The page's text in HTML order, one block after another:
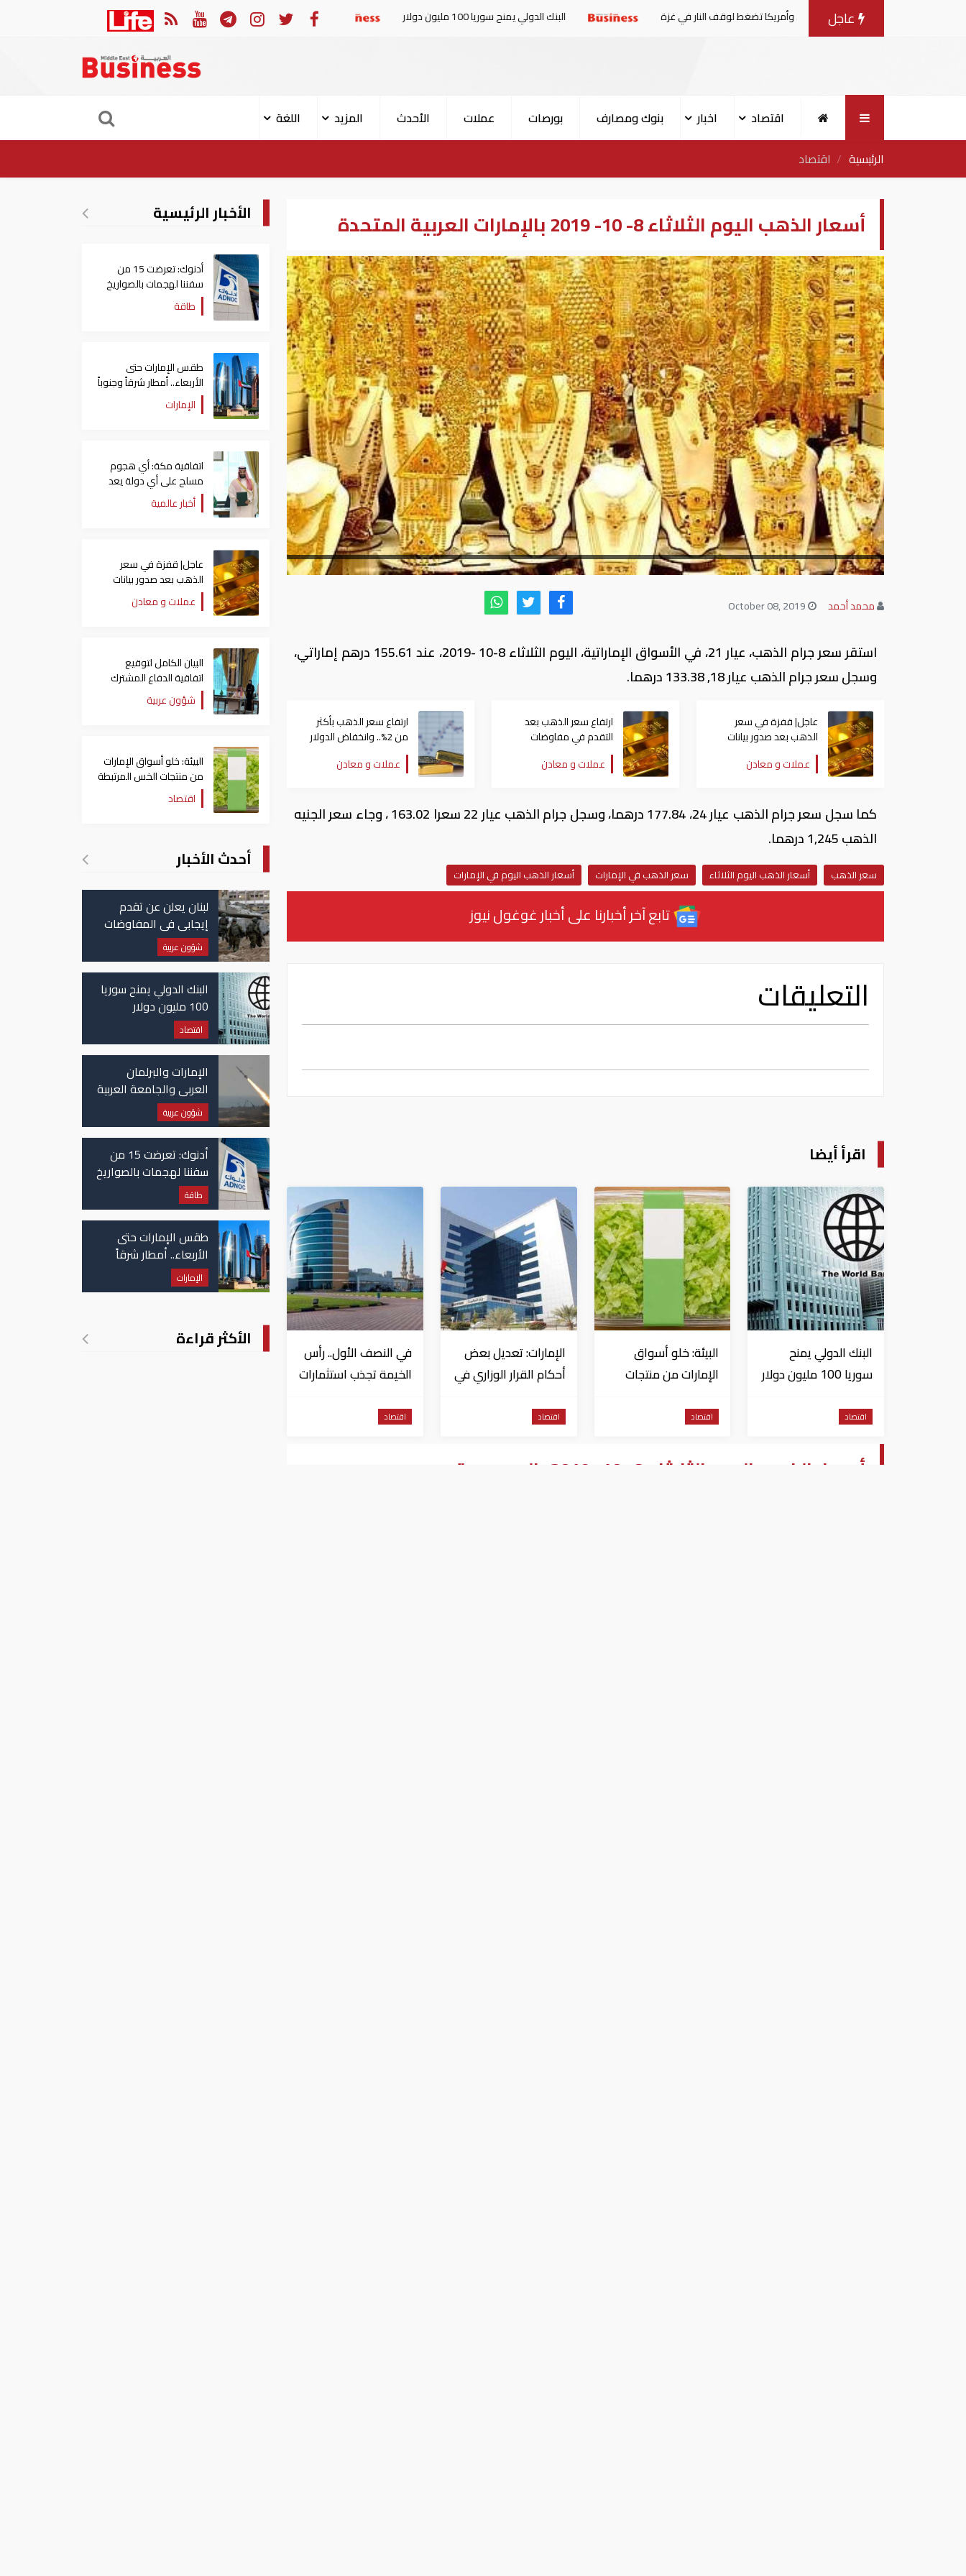
عاجل
مع إسرائيل.. وأمريكا تضغط لوقف النار في غزة البنك الدولي يمنح سوريا 100 مليون دولار الإمارات والبرلمان العربي والجامعة العربية يدينون الهجوم الحوثي على نجران بالسعودية
اقتصاد اخبار بنوك ومصارف بورصات عملات الأحدث المزيد
اللغة
الرئيسية
اقتصاد
أسعار الذهب اليوم الثلاثاء 8- 10- 2019 بالإمارات العربية المتحدة
محمد أحمد
استقر سعر جرام الذهب، عيار 21، في الأسواق الإماراتية، اليوم الثلاثاء 8-10 -2019، عند 155.61 درهم إماراتي،
وسجل سعر جرام الذهب عيار 18, 133.38 درهما.
عاجل| قفزة في سعر
الذهب بعد صدور بيانات
الوظائف الأمريكية
عملات و معادن
ارتفاع سعر الذهب بعد
التقدم في مفاوضات
السلام الأمريكية الإيرانية
عملات و معادن
ارتفاع سعر الذهب بأكثر
من 2%.. وانخفاض الدولار
عملات و معادن
كما سجل سعر جرام الذهب عيار 24، 177.84 درهما، وسجل جرام الذهب عيار 22 سعرا 163.02 ، وجاء سعر الجنيه
الذهب 1,245 درهما.
سعر الذهب أسعار الذهب اليوم الثلاثاء سعر الذهب في الإمارات أسعار الذهب اليوم في الإمارات
تابع آخر أخبارنا على أخبار غوغول نيوز
التعليقات
اقرأ أيضا
البنك الدولي يمنح
سوريا 100 مليون دولار
اقتصاد
البيئة: خلو أسواق
الإمارات من منتجات
داء السيكلوسبورا
اقتصاد
الإمارات: تعديل بعض
أحكام القرار الوزاري في
الشركات والأعمال
اقتصاد
في النصف الأول.. رأس
الخيمة تجذب استثمارات
اقتصاد
أسعار الذهب اليوم الثلاثاء 8- 10- 2019 بالسعودية
الأخبار الرئيسية
أدنوك: تعرضت 15 من
سفننا لهجمات بالصواريخ
والطائرات المسيّرة منذ
بداية النزاع
طاقة
طقس الإمارات حتى
الأربعاء.. أمطار شرقاً وجنوباً
وانخفاض تدريجي للحرارة
الإمارات
اتفاقية مكة: أي هجوم
مسلح على أي دولة يعد
هجوما على الدول الثلاث
جميعا
أخبار عالمية
عاجل| قفزة في سعر
الذهب بعد صدور بيانات
الوظائف الأمريكية
عملات و معادن
البيان الكامل لتوقيع
اتفاقية الدفاع المشترك
بين السعودية وتركيا
وباكستان
شؤون عربية
البيئة: خلو أسواق الإمارات
من منتجات الخس المرتبطة
بتفشي داء السيكلوسبورا
اقتصاد
أحدث الأخبار
لبنان يعلن عن تقدم
إيجابي في المفاوضات
مع إسرائيل.. وأمريكا
تضغط لوقف النار في
غزة
شؤون عربية
البنك الدولي يمنح سوريا
100 مليون دولار
اقتصاد
الإمارات والبرلمان
العربي والجامعة العربية
يدينون الهجوم الحوثي
على نجران بالسعودية
شؤون عربية
أدنوك: تعرضت 15 من
سفننا لهجمات بالصواريخ
والطائرات المسيّرة منذ
بداية النزاع
طاقة
طقس الإمارات حتى
الأربعاء.. أمطار شرقاً
وجنوباً وانخفاض
تدريجي للحرارة
الإمارات
الأكثر قراءة